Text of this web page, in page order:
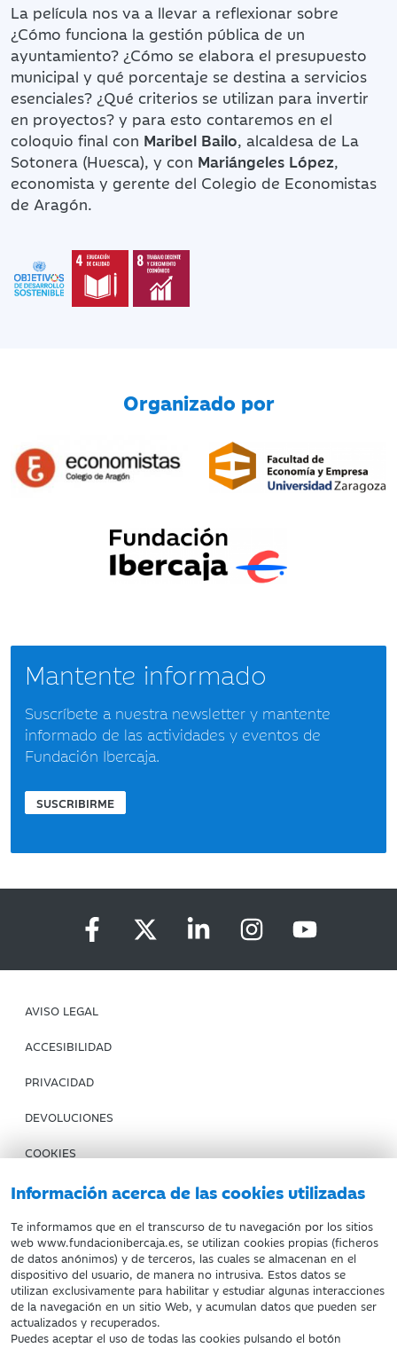
Información acerca de las cookies utilizadas
Te informamos que en el transcurso de tu navegación por los sitios
web www.fundacionibercaja.es, se utilizan cookies propias (ficheros
de datos anónimos) y de terceros, las cuales se almacenan en el
dispositivo del usuario, de manera no intrusiva. Estos datos se
utilizan exclusivamente para habilitar y estudiar algunas interacciones
de la navegación en un sitio Web, y acumulan datos que pueden ser
actualizados y recuperados.
Puedes aceptar el uso de todas las cookies pulsando el botón
La película nos va a llevar a reflexionar sobre
¿Cómo funciona la gestión pública de un
ayuntamiento? ¿Cómo se elabora el presupuesto
municipal y qué porcentaje se destina a servicios
esenciales? ¿Qué criterios se utilizan para invertir
en proyectos? y para esto contaremos en el
coloquio final con Maribel Bailo, alcaldesa de La
Sotonera (Huesca), y con Mariángeles López,
economista y gerente del Colegio de Economistas
de Aragón.
Organizado por
Mantente informado
Suscríbete a nuestra newsletter y mantente
informado de las actividades y eventos de
Fundación Ibercaja.
SUSCRIBIRME
AVISO LEGAL
ACCESIBILIDAD
PRIVACIDAD
DEVOLUCIONES
COOKIES
CONDICIONES DE COMPRA
IBERCAJA BANCO
Fundación Bancaria Ibercaja. C.I.F. G-50000652.
Inscrita en el Registro de Fundaciones del Mº de Educación,
Cultura y Deporte con el nº 1689.
Domicilio social: Joaquín Costa, 13. 50001 Zaragoza.